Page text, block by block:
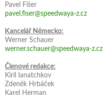
Pavel Fišer
pavel.fiser@speedwaya-z.cz
Kancelář Německo:
Werner Schauer
werner.schauer@speedwaya-z.cz
Členové redakce:
Kiril Ianatchkov
Zdeněk Hrbáček
Karel Herman